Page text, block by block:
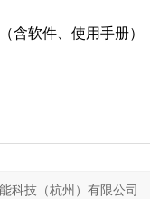
含软件、使用手册）